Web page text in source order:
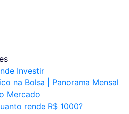
Investir
na Bolsa | Panorama Mensal
Mercado
rende R$ 1000?